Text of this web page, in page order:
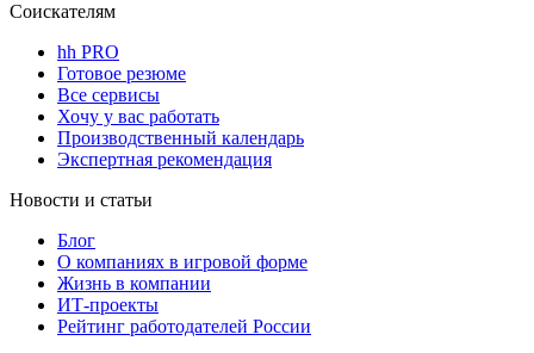
Соискателям
hh PRO
Готовое резюме
Все сервисы
Хочу у вас работать
Производственный календарь
Экспертная рекомендация
Новости и статьи
Блог
О компаниях в игровой форме
Жизнь в компании
ИТ-проекты
Рейтинг работодателей России